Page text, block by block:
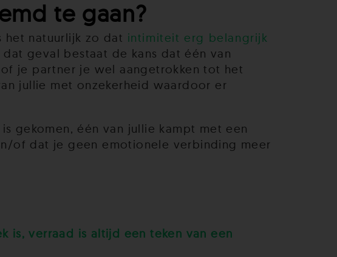
te gaan?
het natuurlijk zo dat intimiteit erg belangrijk
geval bestaat de kans dat één van
je partner je wel aangetrokken tot het
jullie met onzekerheid waardoor er
gekomen, één van jullie kampt met een
of dat je geen emotionele verbinding meer
is, verraad is altijd een teken van een